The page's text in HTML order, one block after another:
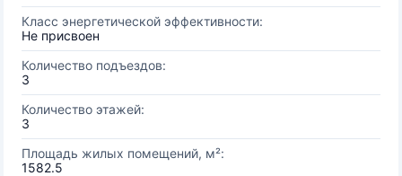
Класс энергетической эффективности:
Не присвоен
Количество подъездов:
3
Количество этажей:
3
Площадь жилых помещений, м²:
1582.5